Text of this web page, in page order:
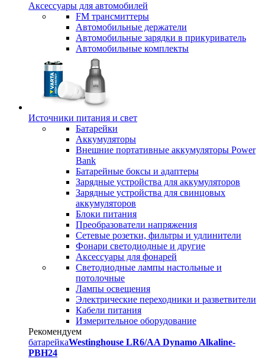
Аксессуары для автомобилей
FM трансмиттеры
Автомобильные держатели
Автомобильные зарядки в прикуриватель
Автомобильные комплекты
Источники питания и свет
Батарейки
Аккумуляторы
Внешние портативные аккумуляторы Power
Bank
Батарейные боксы и адаптеры
Зарядные устройства для аккумуляторов
Зарядные устройства для свинцовых
аккумуляторов
Блоки питания
Преобразователи напряжения
Сетевые розетки, фильтры и удлинители
Фонари светодиодные и другие
Аксессуары для фонарей
Светодиодные лампы настольные и
потолочные
Лампы освещения
Электрические переходники и разветвители
Кабели питания
Измерительное оборудование
Рекомендуем
батарейкаWestinghouse LR6/AA Dynamo Alkaline-
PBH24